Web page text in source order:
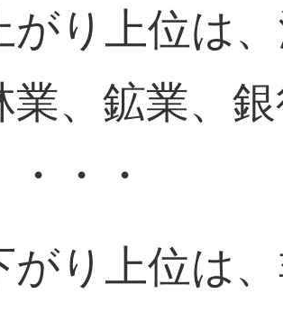
がり上位は
業、鉱業、
・・
がり上位は